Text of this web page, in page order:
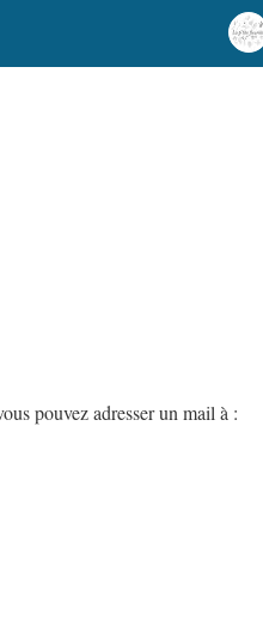
pouvez adresser un mail à :